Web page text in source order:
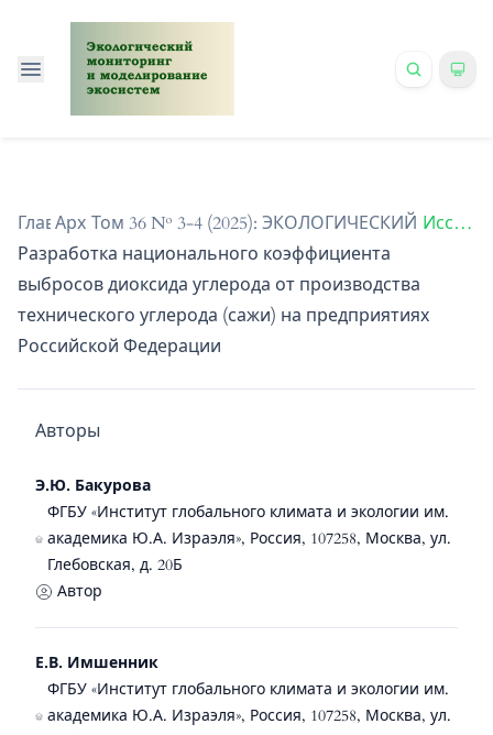
Главная /
Архивы /
Том 36 № 3-4 (2025): ЭКОЛОГИЧЕСКИЙ
Исследования
Разработка национального коэффициента
выбросов диоксида углерода от производства
технического углерода (сажи) на предприятиях
Российской Федерации
Авторы
Э.Ю. Бакурова
ФГБУ «Институт глобального климата и экологии им.
академика Ю.А. Израэля», Россия, 107258, Москва, ул.
Глебовская, д. 20Б
Автор
Е.В. Имшенник
ФГБУ «Институт глобального климата и экологии им.
академика Ю.А. Израэля», Россия, 107258, Москва, ул.